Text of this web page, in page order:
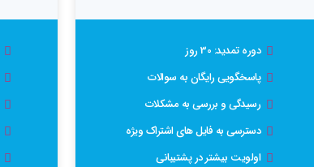
دوره تمدید: 30 روز
پاسخگویی رایگان به سوالات
رسیدگی و بررسی به مشکلات
دسترسی به فایل های اشتراک ویژه
اولویت بیشتر در پشتیبانی